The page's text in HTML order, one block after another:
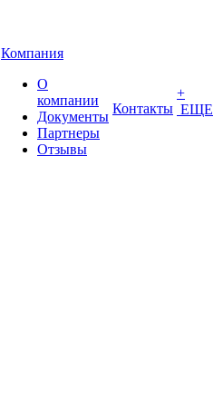
Компания
О
компании
Документы
Партнеры
Отзывы
Контакты
+
ЕЩЕ